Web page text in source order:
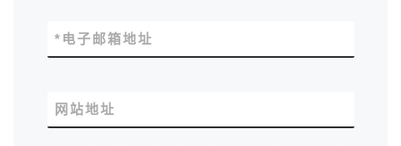
电子邮箱地址
*
网站地址